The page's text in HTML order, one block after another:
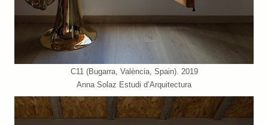
C11 (Bugarra, València, Spain). 2019
Anna Solaz Estudi d’Arquitectura